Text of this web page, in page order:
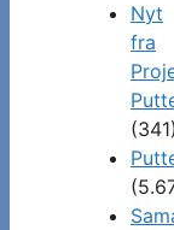
Nyt
fra
(341)